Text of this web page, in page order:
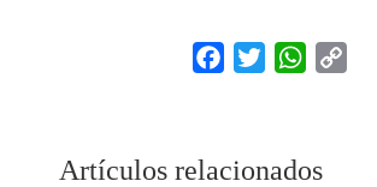
Facebook
Twitter WhatsApp
Artículos relacionados